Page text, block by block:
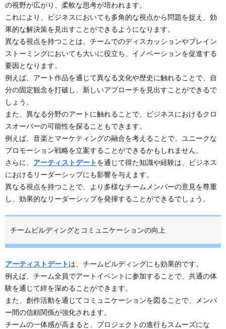
の視野が広がり、柔軟な思考が培われます。
これにより、ビジネスにおいても多角的な視点から問題を捉え、効
果的な解決策を見出すことができるようになります。
異なる視点を持つことは、チームでのディスカッションやブレイン
ストーミングにおいても大いに役立ち、イノベーションを促進する
要因となります。
例えば、アート作品を通じて異なる文化や歴史に触れることで、自
分の固定観念を打破し、新しいアプローチを見出すことができるで
しょう。
また、異なる分野のアートに触れることで、ビジネスにおけるクロ
スオーバーの可能性を探ることもできます。
例えば、音楽とマーケティングの融合を考えることで、ユニークな
プロモーション戦略を立案することができるかもしれません。
さらに、 アーティストデートを通じて得た知識や経験は、ビジネス
におけるリーダーシップにも影響を与えます。
異なる視点を持つことで、より多様なチームメンバーの意見を尊重
し、効果的なリーダーシップを発揮することができるでしょう。
チームビルディングとコミュニケーションの向上
アーティストデートは、チームビルディングにも効果的です。
例えば、チーム全員でアートイベントに参加することで、共通の体
験を通じて絆を深めることができます。
また、創作活動を通じてコミュニケーションを図ることで、メンバ
ー間の信頼関係が強化されます。
チームの一体感が高まると、プロジェクトの進行もスムーズにな